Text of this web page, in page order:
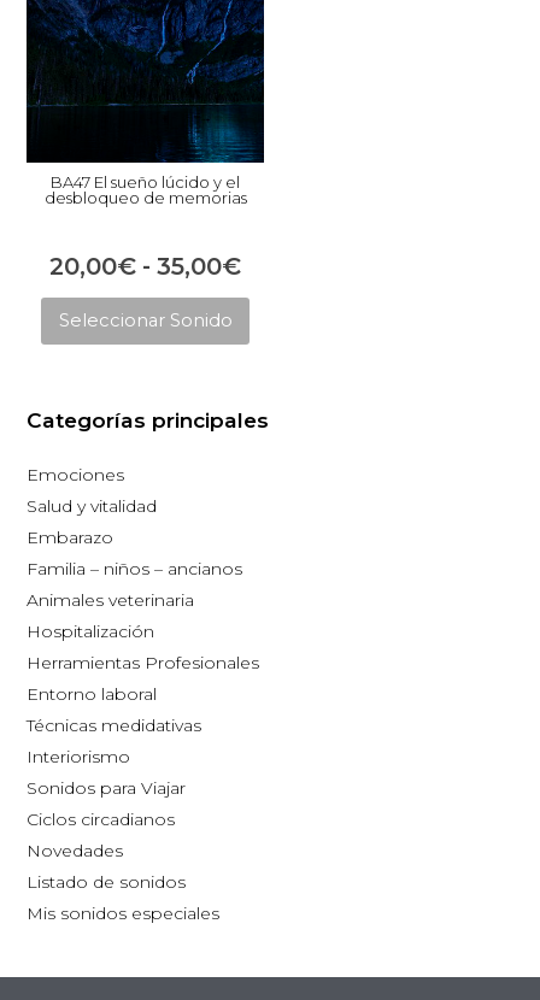
BA47 El sueño lúcido y el
desbloqueo de memorias
20,00€ - 35,00€Rango
de
precios:
20,00€
Seleccionar Sonido
Este
variantes.
página
Categorías principales
Emociones
Salud y vitalidad
Embarazo
Familia – niños – ancianos
Animales veterinaria
Hospitalización
Herramientas Profesionales
Entorno laboral
Técnicas medidativas
Interiorismo
Sonidos para Viajar
Ciclos circadianos
Novedades
Listado de sonidos
Mis sonidos especiales